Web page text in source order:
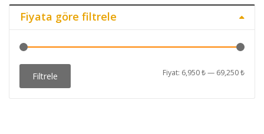
Fiyata göre filtrele
En
En
Filtrele Fiyat: 6,950 ₺— 69,250 ₺